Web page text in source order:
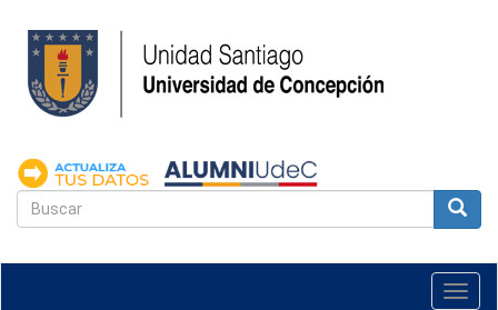
contenido
principal
FORMULARIO